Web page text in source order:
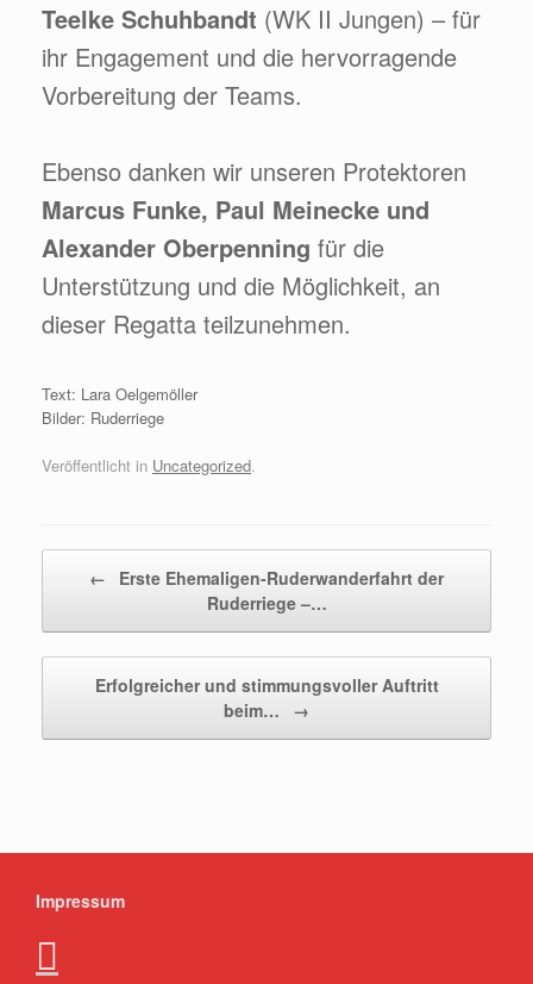
Teelke Schuhbandt (WK II Jungen) – für
ihr Engagement und die hervorragende
Vorbereitung der Teams.
Ebenso danken wir unseren Protektoren
Marcus Funke, Paul Meinecke und
Alexander Oberpenning für die
Unterstützung und die Möglichkeit, an
dieser Regatta teilzunehmen.
Text: Lara Oelgemöller
Bilder: Ruderriege
Veröffentlicht in Uncategorized.
←
Erste Ehemaligen-Ruderwanderfahrt der
Ruderriege –…
Erfolgreicher und stimmungsvoller Auftritt
beim…
→
Impressum